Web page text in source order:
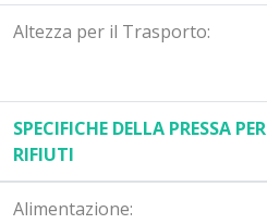
Altezza per il Trasporto:
SPECIFICHE DELLA PRESSA PER
RIFIUTI
Alimentazione: